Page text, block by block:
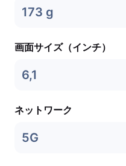
173 g
画面サイズ（インチ）
6,1
ネットワーク
5G